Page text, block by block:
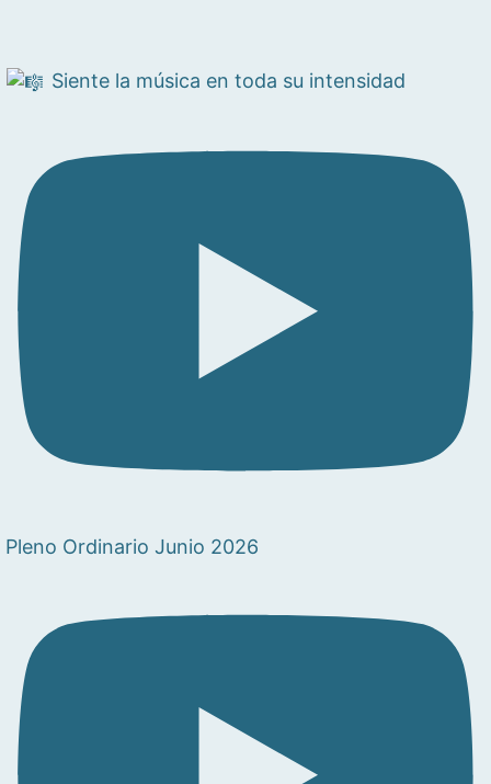
Siente la música en toda su intensidad
Pleno Ordinario Junio 2026